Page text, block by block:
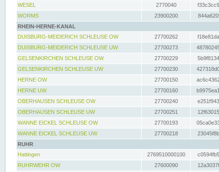
WESEL
2770040
WORMS
23900200
RHEIN-HERNE-KANAL
DUISBURG-MEIDERICH SCHLEUSE OW
27700262
DUISBURG-MEIDERICH SCHLEUSE UW
27700273
GELSENKIRCHEN SCHLEUSE OW
27700229
GELSENKIRCHEN SCHLEUSE UW
27700230
HERNE OW
27700150
HERNE UW
27700160
OBERHAUSEN SCHLEUSE OW
27700240
OBERHAUSEN SCHLEUSE UW
27700251
WANNE EICKEL SCHLEUSE OW
27700193
WANNE EICKEL SCHLEUSE UW
27700218
RUHR
Hattingen
2769510000100
RUHRWEHR OW
27600090